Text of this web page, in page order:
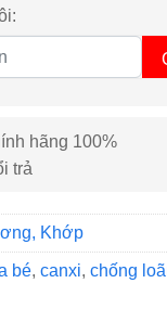
hãng 100%
trả
Khớp
bé, canxi, chống